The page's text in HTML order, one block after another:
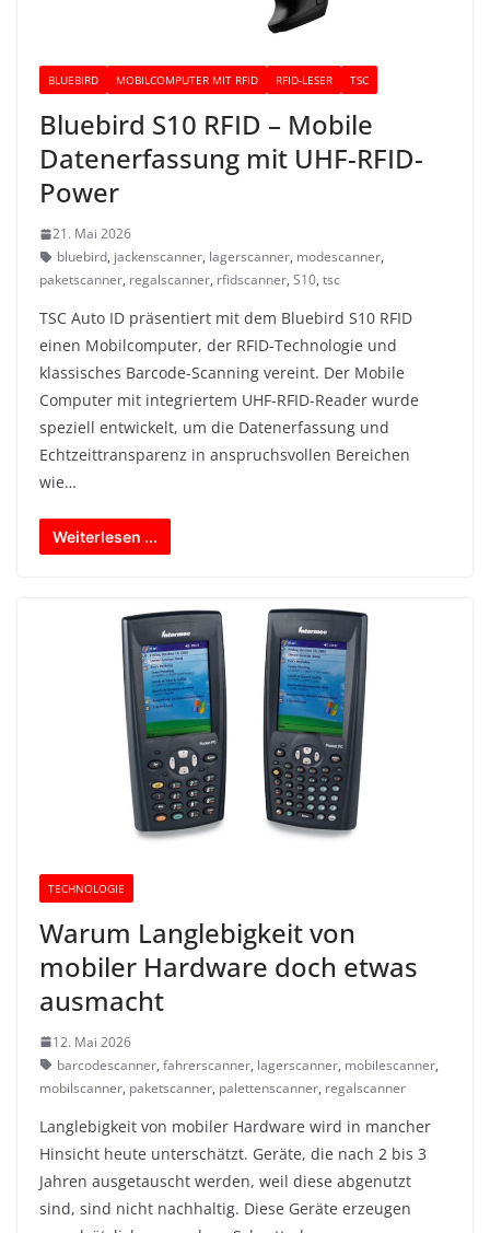
BLUEBIRD MOBILCOMPUTER MIT RFID RFID-LESER TSC
Bluebird S10 RFID – Mobile
Datenerfassung mit UHF-RFID-
Power
21. Mai 2026
bluebird, jackenscanner, lagerscanner, modescanner,
paketscanner, regalscanner, rfidscanner, S10, tsc
TSC Auto ID präsentiert mit dem Bluebird S10 RFID
einen Mobilcomputer, der RFID-Technologie und
klassisches Barcode-Scanning vereint. Der Mobile
Computer mit integriertem UHF-RFID-Reader wurde
speziell entwickelt, um die Datenerfassung und
Echtzeittransparenz in anspruchsvollen Bereichen
wie…
Weiterlesen ...
TECHNOLOGIE
Warum Langlebigkeit von
mobiler Hardware doch etwas
ausmacht
12. Mai 2026
barcodescanner, fahrerscanner, lagerscanner, mobilescanner,
mobilscanner, paketscanner, palettenscanner, regalscanner
Langlebigkeit von mobiler Hardware wird in mancher
Hinsicht heute unterschätzt. Geräte, die nach 2 bis 3
Jahren ausgetauscht werden, weil diese abgenutzt
sind, sind nicht nachhaltig. Diese Geräte erzeugen